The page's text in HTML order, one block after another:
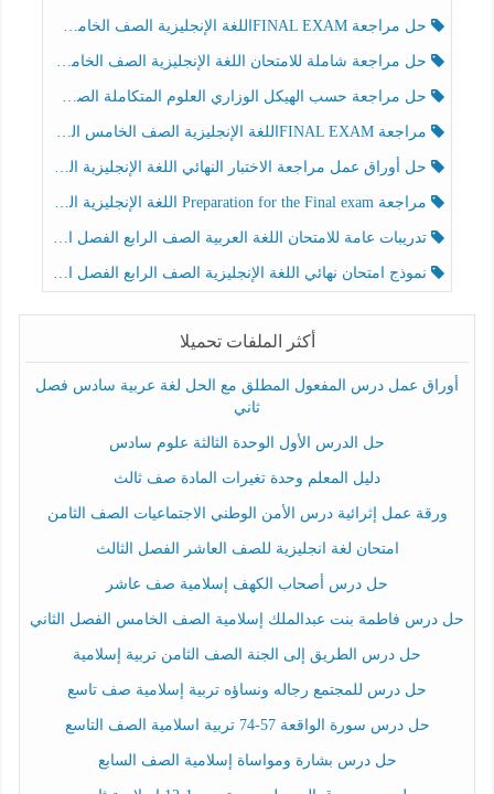
حل مراجعة FINAL EXAMاللغة الإنجليزية الصف الخامس الفصل الثالث
حل مراجعة شاملة للامتحان اللغة الإنجليزية الصف الخامس الفصل الثالث
حل مراجعة حسب الهيكل الوزاري العلوم المتكاملة الصف الخامس عام الفصل الثالث
مراجعة FINAL EXAMاللغة الإنجليزية الصف الخامس الفصل الثالث
حل أوراق عمل مراجعة الاختبار النهائي اللغة الإنجليزية الصف الرابع الفصل الثالث
مراجعة Preparation for the Final exam اللغة الإنجليزية الصف الرابع الفصل الثالث
تدريبات عامة للامتحان اللغة العربية الصف الرابع الفصل الثالث
نموذج امتحان نهائي اللغة الإنجليزية الصف الرابع الفصل الثالث
أكثر الملفات تحميلا
أوراق عمل درس المفعول المطلق مع الحل لغة عربية سادس فصل
ثاني
حل الدرس الأول الوحدة الثالثة علوم سادس
دليل المعلم وحدة تغيرات المادة صف ثالث
ورقة عمل إثرائية درس الأمن الوطني الاجتماعيات الصف الثامن
امتحان لغة انجليزية للصف العاشر الفصل الثالث
حل درس أصحاب الكهف إسلامية صف عاشر
حل درس فاطمة بنت عبدالملك إسلامية الصف الخامس الفصل الثاني
حل درس الطريق إلى الجنة الصف الثامن تربية إسلامية
حل درس للمجتمع رجاله ونساؤه تربية إسلامية صف تاسع
حل درس سورة الواقعة 57-74 تربية اسلامية الصف التاسع
حل درس بشارة ومواساة إسلامية الصف السابع